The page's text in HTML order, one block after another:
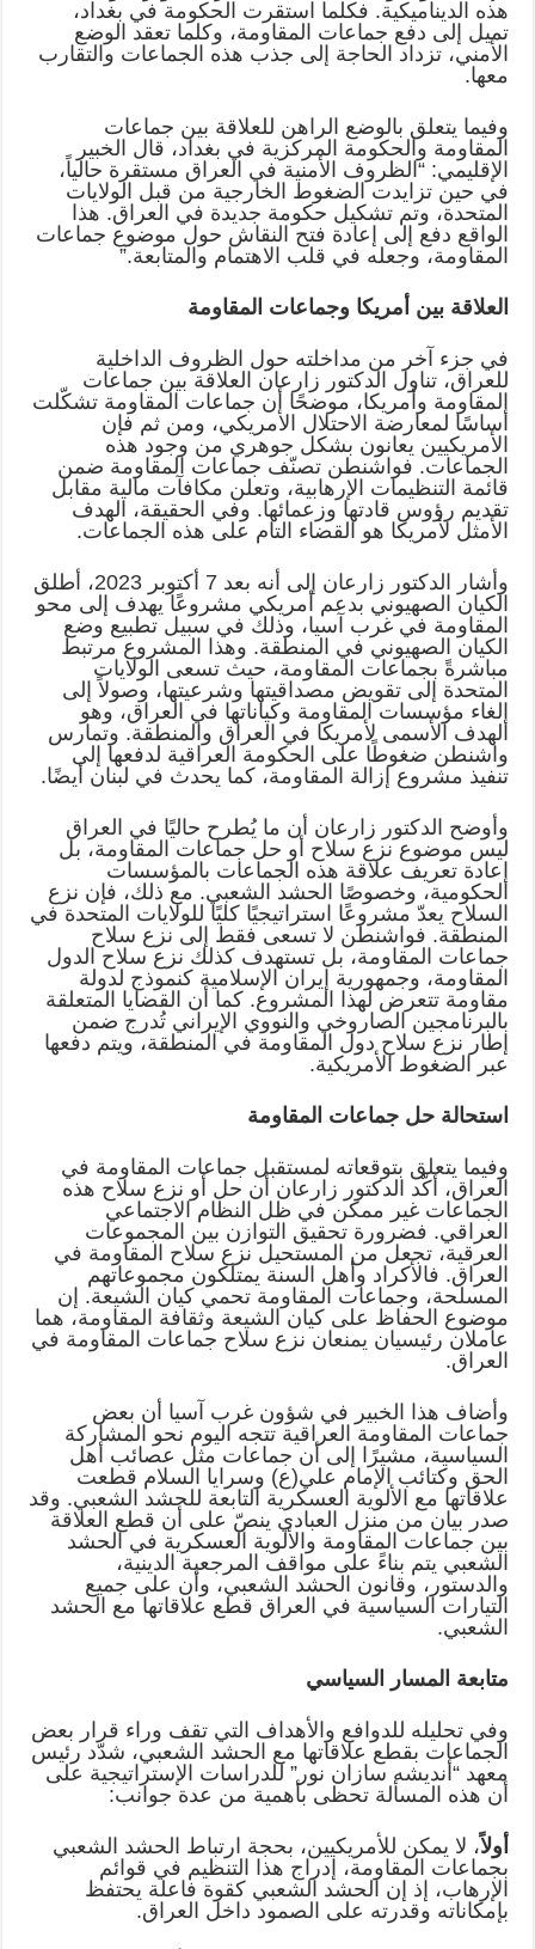
هذه الديناميكية. فكلما استقرت الحكومة في بغداد،
تميل إلى دفع جماعات المقاومة، وكلما تعقد الوضع
الأمني، تزداد الحاجة إلى جذب هذه الجماعات والتقارب
معها.
وفيما يتعلق بالوضع الراهن للعلاقة بين جماعات
المقاومة والحكومة المركزية في بغداد، قال الخبير
الإقليمي: “الظروف الأمنية في العراق مستقرة حالياً،
في حين تزايدت الضغوط الخارجية من قبل الولايات
المتحدة، وتم تشكيل حكومة جديدة في العراق. هذا
الواقع دفع إلى إعادة فتح النقاش حول موضوع جماعات
المقاومة، وجعله في قلب الاهتمام والمتابعة.”
العلاقة بين أمريكا وجماعات المقاومة
في جزء آخر من مداخلته حول الظروف الداخلية
للعراق، تناول الدكتور زارعان العلاقة بين جماعات
المقاومة وأمريكا، موضحًا أن جماعات المقاومة تشكّلت
أساسًا لمعارضة الاحتلال الأمريكي، ومن ثم فإن
الأمريكيين يعانون بشكل جوهري من وجود هذه
الجماعات. فواشنطن تصنّف جماعات المقاومة ضمن
قائمة التنظيمات الإرهابية، وتعلن مكافآت مالية مقابل
تقديم رؤوس قادتها وزعمائها. وفي الحقيقة، الهدف
الأمثل لأمريكا هو القضاء التام على هذه الجماعات.
وأشار الدكتور زارعان إلى أنه بعد 7 أكتوبر 2023، أطلق
الكيان الصهيوني بدعم أمريكي مشروعًا يهدف إلى محو
المقاومة في غرب آسيا، وذلك في سبيل تطبيع وضع
الكيان الصهيوني في المنطقة. وهذا المشروع مرتبط
مباشرةً بجماعات المقاومة، حيث تسعى الولايات
المتحدة إلى تقويض مصداقيتها وشرعيتها، وصولاً إلى
إلغاء مؤسسات المقاومة وكياناتها في العراق، وهو
الهدف الأسمى لأمريكا في العراق والمنطقة. وتمارس
واشنطن ضغوطًا على الحكومة العراقية لدفعها إلى
تنفيذ مشروع إزالة المقاومة، كما يحدث في لبنان أيضًا.
وأوضح الدکتور زارعان أن ما يُطرح حاليًا في العراق
ليس موضوع نزع سلاح أو حل جماعات المقاومة، بل
إعادة تعريف علاقة هذه الجماعات بالمؤسسات
الحكومية، وخصوصًا الحشد الشعبي. مع ذلك، فإن نزع
السلاح يعدّ مشروعًا استراتيجيًا كليًا للولايات المتحدة في
المنطقة. فواشنطن لا تسعى فقط إلى نزع سلاح
جماعات المقاومة، بل تستهدف كذلك نزع سلاح الدول
المقاومة، وجمهورية إيران الإسلامية كنموذج لدولة
مقاومة تتعرض لهذا المشروع. كما أن القضايا المتعلقة
بالبرنامجين الصاروخي والنووي الإيراني تُدرج ضمن
إطار نزع سلاح دول المقاومة في المنطقة، ويتم دفعها
عبر الضغوط الأمريكية.
استحالة حل جماعات المقاومة
وفيما يتعلق بتوقعاته لمستقبل جماعات المقاومة في
العراق، أكّد الدكتور زارعان أن حل أو نزع سلاح هذه
الجماعات غير ممكن في ظل النظام الاجتماعي
العراقي. فضرورة تحقيق التوازن بين المجموعات
العرقية، تجعل من المستحيل نزع سلاح المقاومة في
العراق. فالأكراد وأهل السنة يمتلكون مجموعاتهم
المسلحة، وجماعات المقاومة تحمي كيان الشيعة. إن
موضوع الحفاظ على كيان الشيعة وثقافة المقاومة، هما
عاملان رئيسيان يمنعان نزع سلاح جماعات المقاومة في
العراق.
وأضاف هذا الخبير في شؤون غرب آسيا أن بعض
جماعات المقاومة العراقية تتجه اليوم نحو المشاركة
السياسية، مشيرًا إلى أن جماعات مثل عصائب أهل
الحق وكتائب الإمام علي(ع) وسرايا السلام قطعت
علاقاتها مع الألوية العسكرية التابعة للحشد الشعبي. وقد
صدر بيان من منزل العبادي ينصّ على أن قطع العلاقة
بين جماعات المقاومة والألوية العسكرية في الحشد
الشعبي يتم بناءً على مواقف المرجعية الدينية،
والدستور، وقانون الحشد الشعبي، وأن على جميع
التيارات السياسية في العراق قطع علاقاتها مع الحشد
الشعبي.
متابعة المسار السياسي
وفي تحليله للدوافع والأهداف التي تقف وراء قرار بعض
الجماعات بقطع علاقاتها مع الحشد الشعبي، شدّد رئيس
معهد “أندیشه سازان نور” للدراسات الإستراتيجية على
أن هذه المسألة تحظى بأهمية من عدة جوانب:
أولاً، لا يمكن للأمريكيين، بحجة ارتباط الحشد الشعبي
بجماعات المقاومة، إدراج هذا التنظيم في قوائم
الإرهاب، إذ إن الحشد الشعبي كقوة فاعلة يحتفظ
بإمكاناته وقدرته على الصمود داخل العراق.